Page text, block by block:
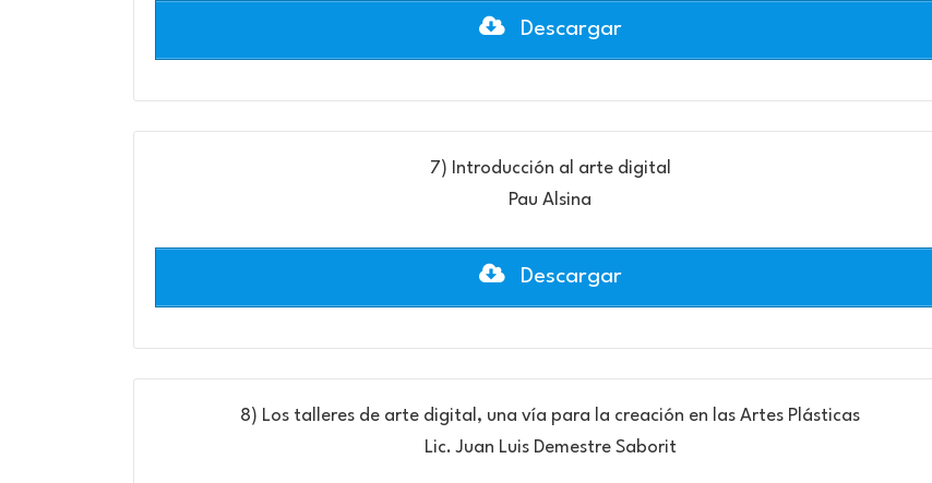
Descargar
7) Introducción al arte digital
Pau Alsina
Descargar
8) Los talleres de arte digital, una vía para la creación en las Artes Plásticas
Lic. Juan Luis Demestre Saborit